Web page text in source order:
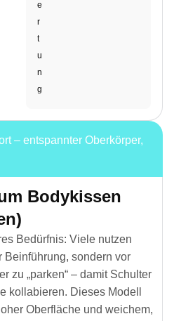
e
r
t
u
n
g
– entspannter Oberkörper,
Bodykissen
Bedürfnis: Viele nutzen
Beinführung, sondern vor
zu „parken“ – damit Schulter
kollabieren. Dieses Modell
Oberfläche und weichem,